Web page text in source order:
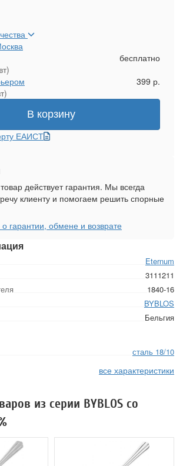
Eternum
3111211
1840-16
BYBLOS
Бельгия
сталь 18/10
все характеристики
бесплатно
399 р.
В корзину
ЕАИСТ
действует гарантия. Мы всегда
клиенту и помогаем решить спорные
гарантии, обмене и возврате
из серии BYBLOS со